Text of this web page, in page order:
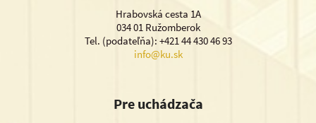
Hrabovská cesta 1A
034 01 Ružomberok
Tel. (podateľňa): +421 44 430 46 93
info@ku.sk
Pre uchádzača